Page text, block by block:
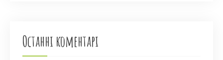
Останні коментарі